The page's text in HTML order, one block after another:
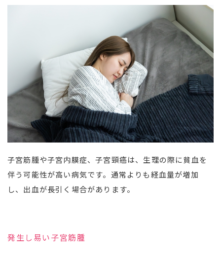
子宮筋腫や子宮内膜症、子宮頸癌は、生理の際に貧血を
伴う可能性が高い病気です。通常よりも経血量が増加
し、出血が長引く場合があります。
発生し易い子宮筋腫